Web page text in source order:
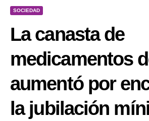
SOCIEDAD
La canasta de
medicamentos
aumentó por
la jubilación